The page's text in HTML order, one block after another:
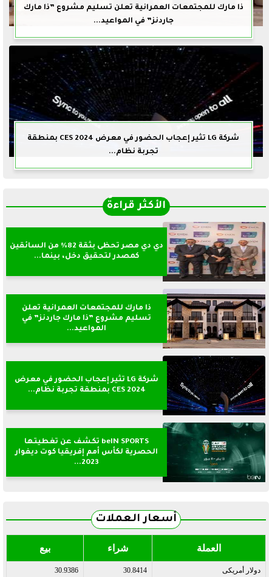
ذا مارك للمجتمعات العمرانية تعلن تسليم مشروع ”ذا مارك
جاردنز” في المواعيد...
شركة LG تثير إعجاب الحضور في معرض CES 2024 بمنطقة
تجربة نظام...
الأكثر قراءةً
دي دي مصر تحظى بثقة 82% من السائقين
كمصدر لتحقيق دخل، بينما...
ذا مارك للمجتمعات العمرانية تعلن
تسليم مشروع ”ذا مارك جاردنز” في
المواعيد...
شركة LG تثير إعجاب الحضور في معرض
CES 2024 بمنطقة تجربة نظام...
beIN SPORTS تكشف عن تغطيتها
الحصرية لكأس أمم إفريقيا كوت ديفوار
2023...
أسعار العملات
العملة شراء بيع
دولار أمريكى 30.8414
30.9386